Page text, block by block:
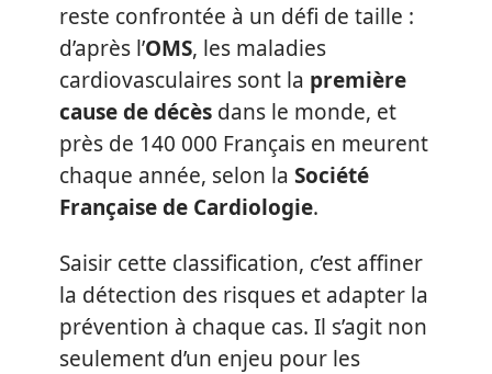
reste confrontée à un défi de taille :
d’après l’OMS, les maladies
cardiovasculaires sont la première
cause de décès dans le monde, et
près de 140 000 Français en meurent
chaque année, selon la Société
Française de Cardiologie.
Saisir cette classification, c’est affiner
la détection des risques et adapter la
prévention à chaque cas. Il s’agit non
seulement d’un enjeu pour les